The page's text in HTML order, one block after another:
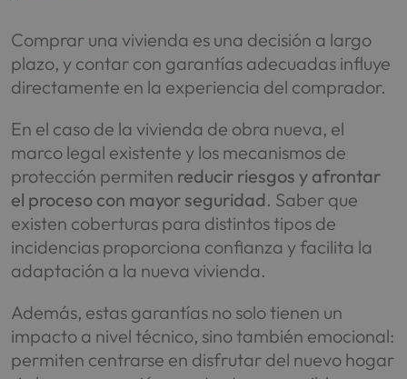
Comprar una vivienda es una decisión a largo
plazo, y contar con garantías adecuadas influye
directamente en la experiencia del comprador.
En el caso de la vivienda de obra nueva, el
marco legal existente y los mecanismos de
protección permiten reducir riesgos y afrontar
el proceso con mayor seguridad. Saber que
existen coberturas para distintos tipos de
incidencias proporciona confianza y facilita la
adaptación a la nueva vivienda.
Además, estas garantías no solo tienen un
impacto a nivel técnico, sino también emocional:
permiten centrarse en disfrutar del nuevo hogar